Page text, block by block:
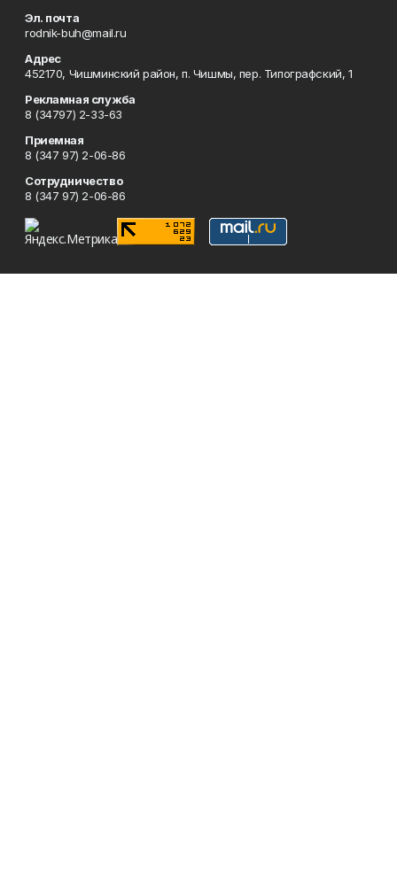
Эл. почта
rodnik-buh@mail.ru
Адрес
452170, Чишминский район, п. Чишмы, пер. Типографский, 1
Рекламная служба
8 (34797) 2-33-63
Приемная
8 (347 97) 2-06-86
Сотрудничество
8 (347 97) 2-06-86